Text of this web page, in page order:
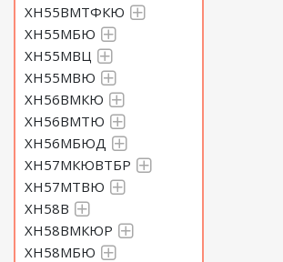
ХН55ВМТФКЮ
ХН55МБЮ
ХН55МВЦ
ХН55МВЮ
ХН56ВМКЮ
ХН56ВМТЮ
ХН56МБЮД
ХН57МКЮВТБР
ХН57МТВЮ
ХН58В
ХН58ВМКЮР
ХН58МБЮ